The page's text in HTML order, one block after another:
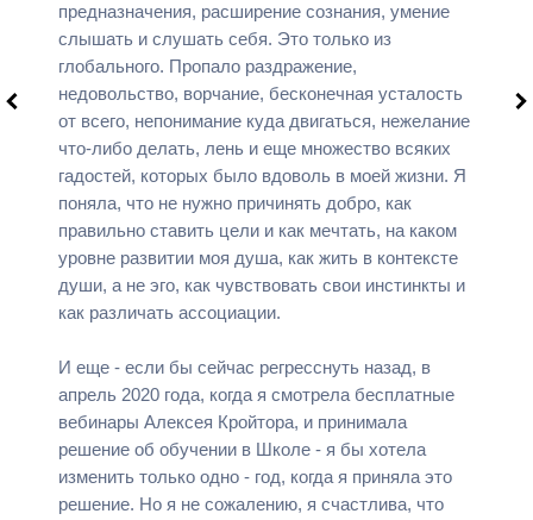
предназначения, расширение сознания, умение
слышать и слушать себя. Это только из
глобального. Пропало раздражение,
недовольство, ворчание, бесконечная усталость
от всего, непонимание куда двигаться, нежелание
что-либо делать, лень и еще множество всяких
гадостей, которых было вдоволь в моей жизни. Я
поняла, что не нужно причинять добро, как
правильно ставить цели и как мечтать, на каком
уровне развитии моя душа, как жить в контексте
души, а не эго, как чувствовать свои инстинкты и
как различать ассоциации.
И еще - если бы сейчас регресснуть назад, в
апрель 2020 года, когда я смотрела бесплатные
вебинары Алексея Кройтора, и принимала
решение об обучении в Школе - я бы хотела
изменить только одно - год, когда я приняла это
решение. Но я не сожалению, я счастлива, что